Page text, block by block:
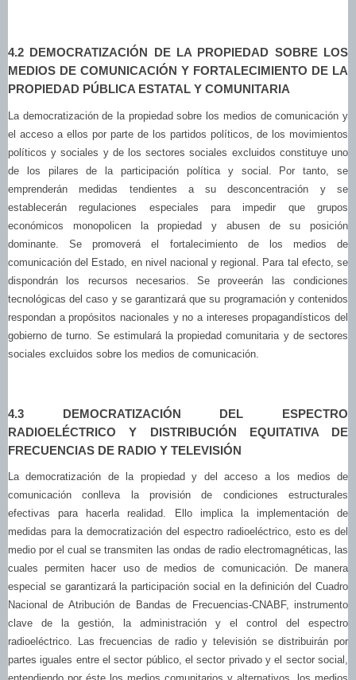
4.2 DEMOCRATIZACIÓN DE LA PROPIEDAD SOBRE LOS
MEDIOS DE COMUNICACIÓN Y FORTALECIMIENTO DE LA
PROPIEDAD PÚBLICA ESTATAL Y COMUNITARIA
La democratización de la propiedad sobre los medios de comunicación y
el acceso a ellos por parte de los partidos políticos, de los movimientos
políticos y sociales y de los sectores sociales excluidos constituye uno
de los pilares de la participación política y social. Por tanto, se
emprenderán medidas tendientes a su desconcentración y se
establecerán regulaciones especiales para impedir que grupos
económicos monopolicen la propiedad y abusen de su posición
dominante. Se promoverá el fortalecimiento de los medios de
comunicación del Estado, en nivel nacional y regional. Para tal efecto, se
dispondrán los recursos necesarios. Se proveerán las condiciones
tecnológicas del caso y se garantizará que su programación y contenidos
respondan a propósitos nacionales y no a intereses propagandísticos del
gobierno de turno. Se estimulará la propiedad comunitaria y de sectores
sociales excluidos sobre los medios de comunicación.
4.3 DEMOCRATIZACIÓN DEL ESPECTRO
RADIOELÉCTRICO Y DISTRIBUCIÓN EQUITATIVA DE
FRECUENCIAS DE RADIO Y TELEVISIÓN
La democratización de la propiedad y del acceso a los medios de
comunicación conlleva la provisión de condiciones estructurales
efectivas para hacerla realidad. Ello implica la implementación de
medidas para la democratización del espectro radioeléctrico, esto es del
medio por el cual se transmiten las ondas de radio electromagnéticas, las
cuales permiten hacer uso de medios de comunicación. De manera
especial se garantizará la participación social en la definición del Cuadro
Nacional de Atribución de Bandas de Frecuencias-CNABF, instrumento
clave de la gestión, la administración y el control del espectro
radioeléctrico. Las frecuencias de radio y televisión se distribuirán por
partes iguales entre el sector público, el sector privado y el sector social,